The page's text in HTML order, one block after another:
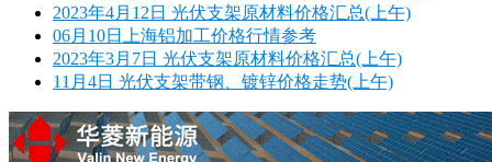
2023年4月12日 光伏支架原材料价格汇总(上午)
06月10日上海铝加工价格行情参考
2023年3月7日 光伏支架原材料价格汇总(上午)
11月4日 光伏支架带钢、镀锌价格走势(上午)